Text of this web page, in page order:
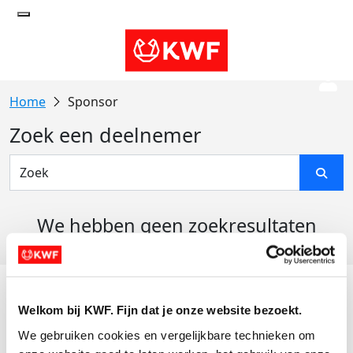
Welkom bij KWF. Fijn dat je onze website bezoekt.
We gebruiken cookies en vergelijkbare technieken om
Sponsor
Zoek een deelnemer
We hebben geen zoekresultaten
Actiematerialen
Evenementen